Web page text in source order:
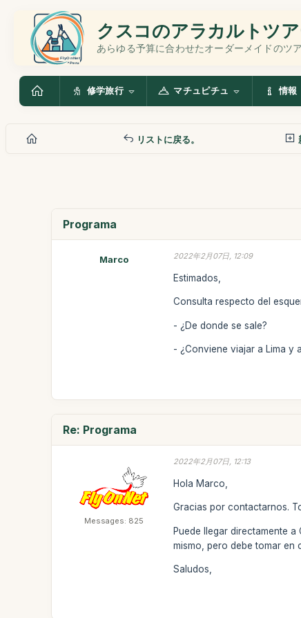
クスコのアラカルトツ
あらゆる予算に合わせたオーダーメイドのツア
修学旅行 マチュピチュ 情報
リストに戻る。
Programa
Marco 2022年2月07日, 12:09
Estimados,
Consulta respecto del
- ¿De donde se sale?
- ¿Conviene viajar a Lima y
Re: Programa
Messages: 825
2022年2月07日, 12:13
Hola Marco,
Gracias por contactarnos.
Puede llegar directamente
mismo, pero debe tomar en
Saludos,